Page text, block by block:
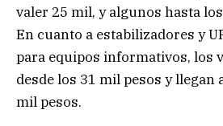
valer 25 mil, y algunos hasta
En cuanto a estabilizadores y
para equipos informativos, los
desde los 31 mil pesos y llegan
mil pesos.